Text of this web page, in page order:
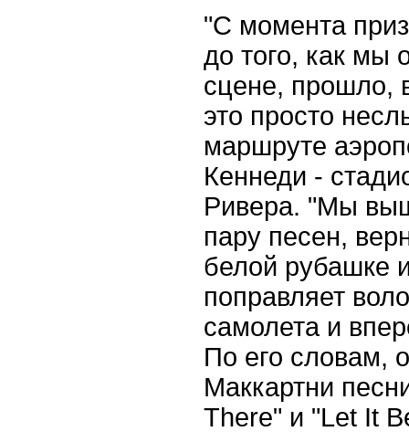
"С момента
до того, как мы
сцене, прошло,
это просто
маршруте
Кеннеди -
Ривера. "Мы
пару песен,
белой рубашке
поправляет
самолета и
По его словам,
Маккартни
There" и "Let It